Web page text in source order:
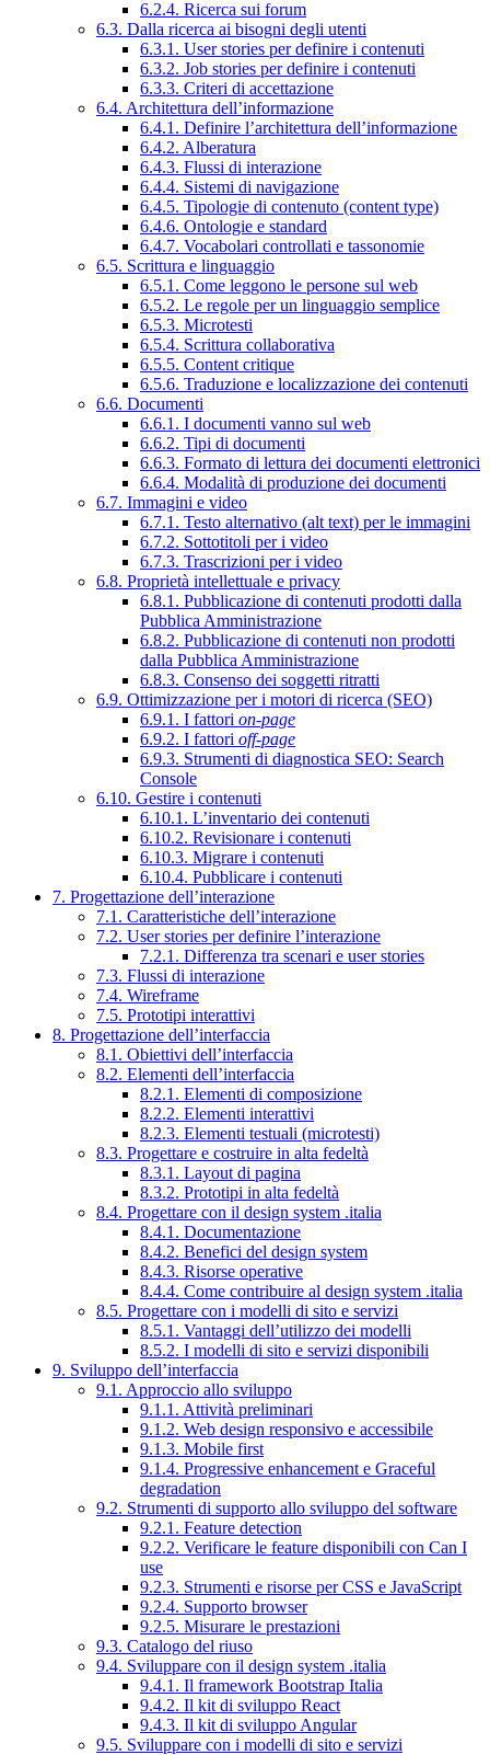
6.2.4. Ricerca sui forum
6.3. Dalla ricerca ai bisogni degli utenti
6.3.1. User stories per definire i contenuti
6.3.2. Job stories per definire i contenuti
6.3.3. Criteri di accettazione
6.4. Architettura dell’informazione
6.4.1. Definire l’architettura dell’informazione
6.4.2. Alberatura
6.4.3. Flussi di interazione
6.4.4. Sistemi di navigazione
6.4.5. Tipologie di contenuto (content type)
6.4.6. Ontologie e standard
6.4.7. Vocabolari controllati e tassonomie
6.5. Scrittura e linguaggio
6.5.1. Come leggono le persone sul web
6.5.2. Le regole per un linguaggio semplice
6.5.3. Microtesti
6.5.4. Scrittura collaborativa
6.5.5. Content critique
6.5.6. Traduzione e localizzazione dei contenuti
6.6. Documenti
6.6.1. I documenti vanno sul web
6.6.2. Tipi di documenti
6.6.3. Formato di lettura dei documenti elettronici
6.6.4. Modalità di produzione dei documenti
6.7. Immagini e video
6.7.1. Testo alternativo (alt text) per le immagini
6.7.2. Sottotitoli per i video
6.7.3. Trascrizioni per i video
6.8. Proprietà intellettuale e privacy
6.8.1. Pubblicazione di contenuti prodotti dalla
Pubblica Amministrazione
6.8.2. Pubblicazione di contenuti non prodotti
dalla Pubblica Amministrazione
6.8.3. Consenso dei soggetti ritratti
6.9. Ottimizzazione per i motori di ricerca (SEO)
6.9.1. I fattori on-page
6.9.2. I fattori off-page
6.9.3. Strumenti di diagnostica SEO: Search
Console
6.10. Gestire i contenuti
6.10.1. L’inventario dei contenuti
6.10.2. Revisionare i contenuti
6.10.3. Migrare i contenuti
6.10.4. Pubblicare i contenuti
7. Progettazione dell’interazione
7.1. Caratteristiche dell’interazione
7.2. User stories per definire l’interazione
7.2.1. Differenza tra scenari e user stories
7.3. Flussi di interazione
7.4. Wireframe
7.5. Prototipi interattivi
8. Progettazione dell’interfaccia
8.1. Obiettivi dell’interfaccia
8.2. Elementi dell’interfaccia
8.2.1. Elementi di composizione
8.2.2. Elementi interattivi
8.2.3. Elementi testuali (microtesti)
8.3. Progettare e costruire in alta fedeltà
8.3.1. Layout di pagina
8.3.2. Prototipi in alta fedeltà
8.4. Progettare con il design system .italia
8.4.1. Documentazione
8.4.2. Benefici del design system
8.4.3. Risorse operative
8.4.4. Come contribuire al design system .italia
8.5. Progettare con i modelli di sito e servizi
8.5.1. Vantaggi dell’utilizzo dei modelli
8.5.2. I modelli di sito e servizi disponibili
9. Sviluppo dell’interfaccia
9.1. Approccio allo sviluppo
9.1.1. Attività preliminari
9.1.2. Web design responsivo e accessibile
9.1.3. Mobile first
9.1.4. Progressive enhancement e Graceful
degradation
9.2. Strumenti di supporto allo sviluppo del software
9.2.1. Feature detection
9.2.2. Verificare le feature disponibili con Can I
use
9.2.3. Strumenti e risorse per CSS e JavaScript
9.2.4. Supporto browser
9.2.5. Misurare le prestazioni
9.3. Catalogo del riuso
9.4. Sviluppare con il design system .italia
9.4.1. Il framework Bootstrap Italia
9.4.2. Il kit di sviluppo React
9.4.3. Il kit di sviluppo Angular
9.5. Sviluppare con i modelli di sito e servizi